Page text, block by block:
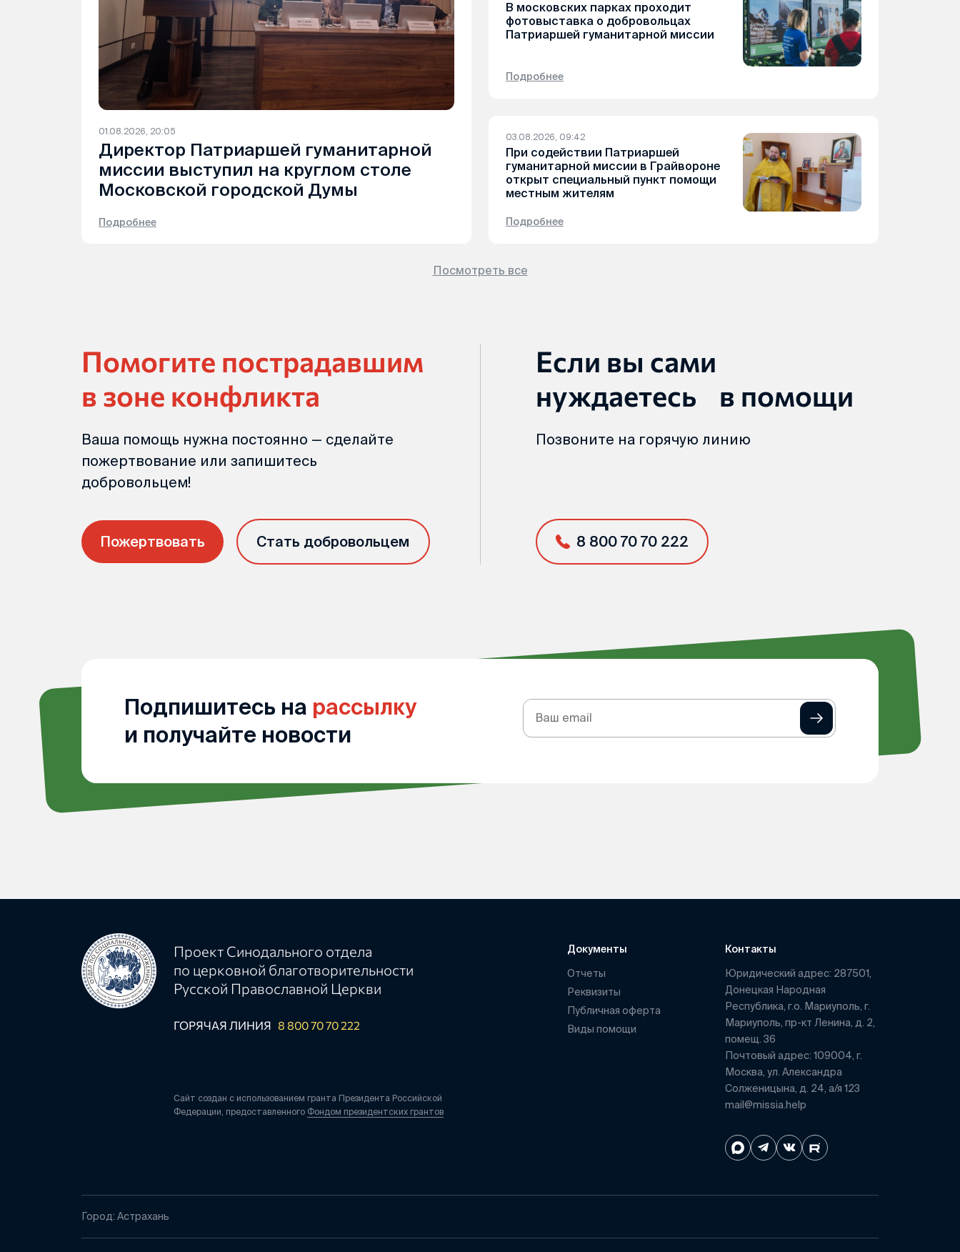
01.08.2026, 20:05
Директор Патриаршей гуманитарной
миссии выступил на круглом столе
Московской городской Думы
Подробнее
В московских парках проходит
фотовыставка о добровольцах
Патриаршей гуманитарной миссии
Подробнее
03.08.2026, 09:42
При содействии Патриаршей
гуманитарной миссии в Грайвороне
открыт специальный пункт помощи
местным жителям
Подробнее
Посмотреть все
Помогите пострадавшим
в зоне конфликта
Ваша помощь нужна постоянно — сделайте
пожертвование или запишитесь
добровольцем!
Пожертвовать Стать добровольцем
Если вы сами
нуждаетесь в помощи
Позвоните на горячую линию
8 800 70 70 222
Подпишитесь на рассылку
и получайте новости
Подписка
на
Проект Синодального отдела
по церковной благотворительности
Русской Православной Церкви
ГОРЯЧАЯ ЛИНИЯ 8 800 70 70 222
Сайт создан с использованием гранта Президента Российской
Федерации, предоставленного Фондом президентских грантов
Документы
Отчеты
Реквизиты
Публичная оферта
Виды помощи
Контакты
Юридический адрес: 287501,
Донецкая Народная
Республика, г.о. Мариуполь, г.
Мариуполь, пр-кт Ленина, д. 2,
помещ. 36
Почтовый адрес: 109004, г.
Москва, ул. Александра
Солженицына, д. 24, а/я 123
mail@missia.help
Город: Астрахань